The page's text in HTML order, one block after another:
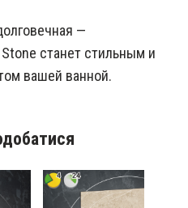
—
станет стильным и
вашей ванной.